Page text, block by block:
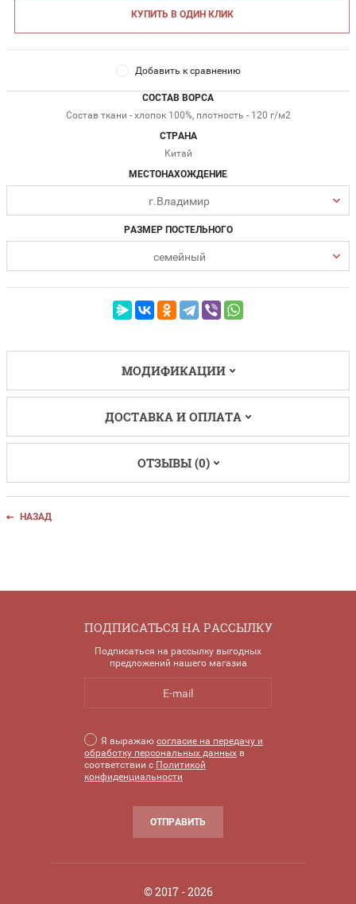
КУПИТЬ В ОДИН КЛИК
Добавить к сравнению
СОСТАВ ВОРСА
Состав ткани - хлопок 100%, плотность - 120 г/м2
СТРАНА
Китай
МЕСТОНАХОЖДЕНИЕ
г.Владимир
РАЗМЕР ПОСТЕЛЬНОГО
семейный
МОДИФИКАЦИИ
ДОСТАВКА И ОПЛАТА
ОТЗЫВЫ (0)
НАЗАД
ПОДПИСАТЬСЯ НА РАССЫЛКУ
Подписаться на рассылку выгодных
предложений нашего магазиа
Я выражаю согласие на передачу и
обработку персональных данных в
соответствии с Политикой
конфиденциальности
ОТПРАВИТЬ
© 2017 - 2026